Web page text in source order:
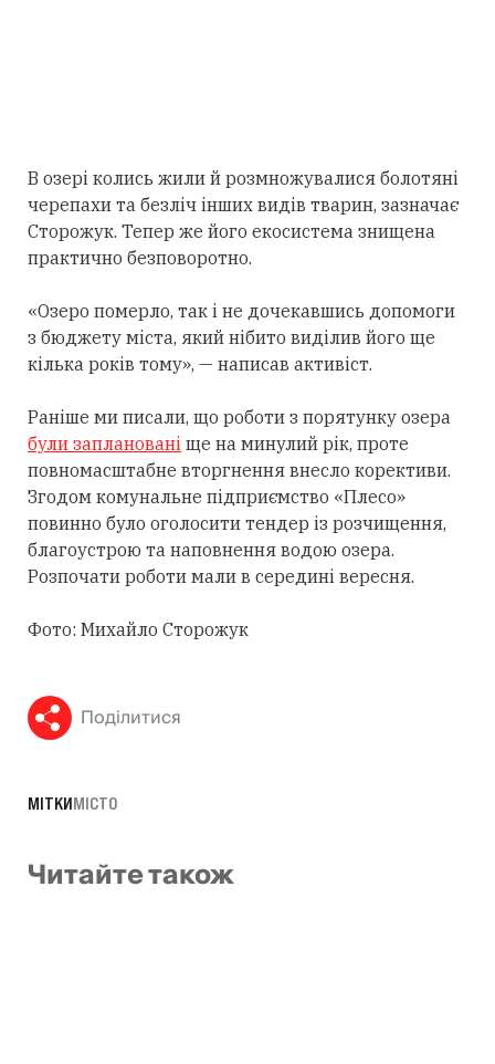
В озері колись жили й розмножувалися болотяні
черепахи та безліч інших видів тварин, зазначає
Сторожук. Тепер же його екосистема знищена
практично безповоротно.
«Озеро померло, так і не дочекавшись допомоги
з бюджету міста, який нібито виділив його ще
кілька років тому», — написав активіст.
Раніше ми писали, що роботи з порятунку озера
були заплановані ще на минулий рік, проте
повномасштабне вторгнення внесло корективи.
Згодом комунальне підприємство «Плесо»
повинно було оголосити тендер із розчищення,
благоустрою та наповнення водою озера.
Розпочати роботи мали в середині вересня.
Фото: Михайло Сторожук
Поділитися
МІТКИМІСТО
Читайте також